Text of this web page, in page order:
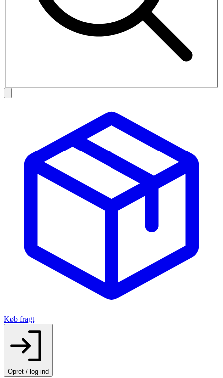
Køb fragt
Opret / log ind